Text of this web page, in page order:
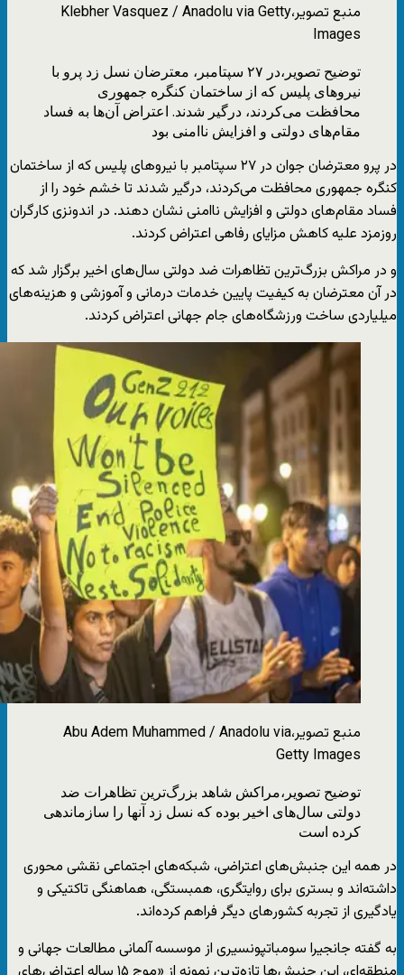
منبع تصویر،Klebher Vasquez / Anadolu via Getty
Images
توضیح تصویر،
در ۲۷ سپتامبر، معترضان نسل زد پرو با
نیروهای پلیس که از ساختمان کنگره جمهوری
محافظت می‌کردند، درگیر شدند. اعتراض آن‌ها به فساد
مقام‌های دولتی و افزایش ناامنی بود
در پرو معترضان جوان در ۲۷ سپتامبر با نیروهای پلیس که از ساختمان
کنگره جمهوری محافظت می‌کردند، درگیر شدند تا خشم خود را از
فساد مقام‌های دولتی و افزایش ناامنی نشان دهند. در اندونزی کارگران
روزمزد علیه کاهش مزایای رفاهی اعتراض کردند.
و در مراکش بزرگ‌ترین تظاهرات ضد دولتی سال‌های اخیر برگزار شد که
در آن معترضان به کیفیت پایین خدمات درمانی و آموزشی و هزینه‌های
میلیاردی ساخت ورزشگاه‌های جام جهانی اعتراض کردند.
منبع تصویر،Abu Adem Muhammed / Anadolu via
Getty Images
توضیح تصویر،مراکش شاهد بزرگ‌ترین تظاهرات ضد
دولتی سال‌های اخیر بوده که نسل زد آنها را سازماندهی
کرده است
در همه این جنبش‌های اعتراضی، شبکه‌های اجتماعی نقشی محوری
داشته‌اند و بستری برای روایتگری، همبستگی، هماهنگی تاکتیکی و
یادگیری از تجربه کشورهای دیگر فراهم کرده‌اند.
به گفته جانجیرا سومباتپونسیری از موسسه آلمانی مطالعات جهانی و